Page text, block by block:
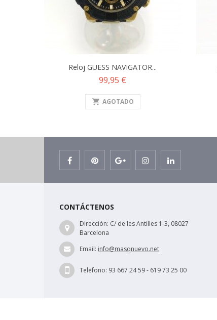
Reloj GUESS NAVIGATOR...
Precio
99,95 €
shopping_cart AGOTADO
CONTÁCTENOS
Dirección: C/ de les Antilles 1-3, 08027
Barcelona
Email: info@masqnuevo.net
Telefono: 93 667 24 59 - 619 73 25 00